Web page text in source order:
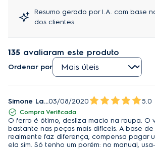
Resumo gerado por I.A. com base
dos clientes
135 avaliaram este produto
Ordenar por
Simone Lazzarini Siqueira03/08/2020 5.0
Compra Verificada
O ferro é ótimo, desliza macio na roupa. O
bastante nas peças mais difíceis. A base
realmente faz diferença, compensa pagar
ela sim. Só tenho um porém: no manual,